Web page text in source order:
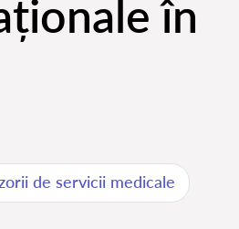
în
de servicii medicale